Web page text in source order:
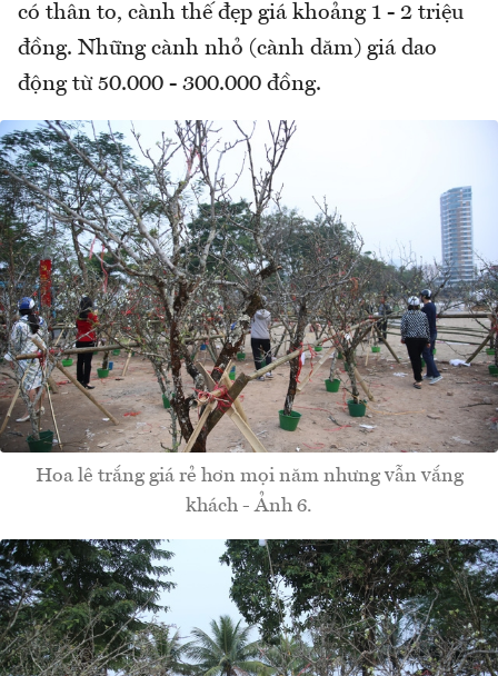
có thân to, cành thế đẹp giá khoảng 1 - 2 triệu
đồng. Những cành nhỏ (cành dăm) giá dao
động từ 50.000 - 300.000 đồng.
Hoa lê trắng giá rẻ hơn mọi năm nhưng vẫn vắng
khách - Ảnh 6.